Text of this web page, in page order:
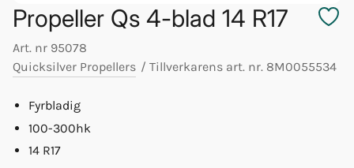
Propeller Qs 4-blad 14 R17
Art. nr 95078
Quicksilver Propellers / Tillverkarens art. nr. 8M0055534
Fyrbladig
100-300hk
14 R17